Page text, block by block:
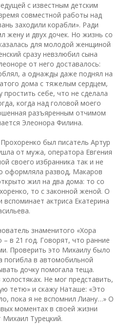
с известным детским
совместной работы над
заходили корабли». Ради
жену и двух дочек. Но жизнь со
для молодой женщиной
сразу невзлюбил сына
от него доставалось:
а однажды даже поднял на
дома с тяжелым сердцем,
простить себе, что не сделала
когда над головой моего
разъяренным отчимом
Элеонора Филина.
был писатель Артур
от мужа, оператора Евгения
своего избранника так и не
оформляла развод, Макаров
жил на два дома: то со
то с законной женой. О
актриса Екатерина
знаменитого «Хора
– в 21 год. Говорят, что ранние
Проверить это Михаилу было
погибла в автомобильной
дочку помогала теща.
Не мог представить,
тетю» и скажу Наташе: «Это
пока я не вспомнил Лиану…» О
моментах в своей жизни
Михаил Турецкий.